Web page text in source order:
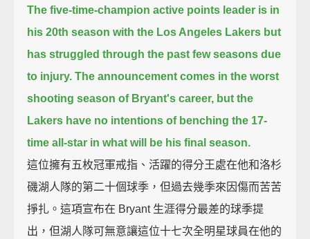
The five-time-champion active points leader is in
his 20th season with the Los Angeles Lakers but
has struggled through the past few seasons due
to injury. The announcement comes in the worst
shooting season of Bryant's career, but the
Lakers have no intentions of benching the 17-
time all-star in what will be his final season.
這位擁有五枚冠軍戒指、活躍的得分王處在他和洛杉
磯湖人隊的第二十個球季，但過去幾季來因傷而苦苦
掙扎。這項宣布在 Bryant 生涯得分最差的球季提
出，但湖人隊可無意讓這位十七次全明星球員在他的